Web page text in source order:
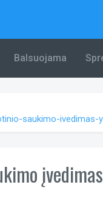
Balsuojama
saukimo-ivedimas-